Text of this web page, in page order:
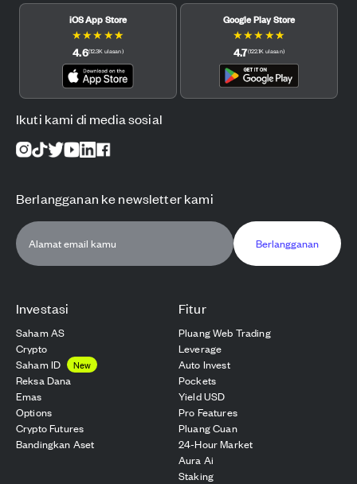
Investasi
Saham AS
Crypto
Saham ID
New
Reksa Dana
Emas
Options
Crypto Futures
Bandingkan Aset
Fitur
Pluang Web Trading
Leverage
Auto Invest
Pockets
Yield USD
Pro Features
Pluang Cuan
24-Hour Market
Aura Ai
Staking
iOS App Store
★★★ ★★
4.6(12.3K ulasan)
Google Play Store
★★★ ★★
4.7(122.1K ulasan)
Ikuti kami di media sosial
Berlangganan ke newsletter kami
Berlangganan